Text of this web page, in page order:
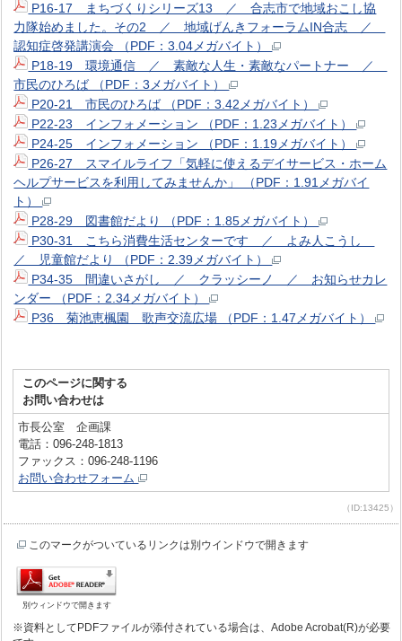
P16-17 まちづくりシリーズ13 ／ 合志市で地域おこし協
力隊始めました。その2 ／ 地域げんきフォーラムIN合志 ／
認知症啓発講演会 （PDF：3.04メガバイト）
P18-19 環境通信 ／ 素敵な人生・素敵なパートナー ／
市民のひろば （PDF：3メガバイト）
P20-21 市民のひろば （PDF：3.42メガバイト）
P22-23 インフォメーション （PDF：1.23メガバイト）
P24-25 インフォメーション （PDF：1.19メガバイト）
P26-27 スマイルライフ「気軽に使えるデイサービス・ホーム
ヘルプサービスを利用してみませんか」 （PDF：1.91メガバイ
ト）
P28-29 図書館だより （PDF：1.85メガバイト）
P30-31 こちら消費生活センターです ／ よみ人こうし
／ 児童館だより （PDF：2.39メガバイト）
P34-35 間違いさがし ／ クラッシーノ ／ お知らせカレ
ンダー （PDF：2.34メガバイト）
P36 菊池恵楓園 歌声交流広場 （PDF：1.47メガバイト）
このページに関する
お問い合わせは
市長公室 企画課
電話：096-248-1813
ファックス：096-248-1196
お問い合わせフォーム
（ID:13425）
このマークがついているリンクは別ウインドウで開きます
別ウィンドウで開きます
※資料としてPDFファイルが添付されている場合は、Adobe Acrobat(R)が必要